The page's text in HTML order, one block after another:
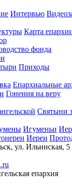
Интервью
Карта
фонда
Приходы
Епархиальные
Гонения на веру
Святыни
Игуменьи
Иереи
ул. Ильинская, 5
епархия